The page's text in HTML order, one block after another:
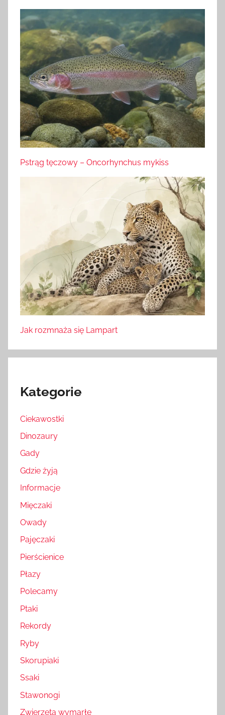
Pstrąg tęczowy – Oncorhynchus mykiss
Jak rozmnaża się Lampart
Kategorie
Ciekawostki
Dinozaury
Gady
Gdzie żyją
Informacje
Mięczaki
Owady
Pajęczaki
Pierścienice
Płazy
Polecamy
Ptaki
Rekordy
Ryby
Skorupiaki
Ssaki
Stawonogi
Zwierzęta wymarłe